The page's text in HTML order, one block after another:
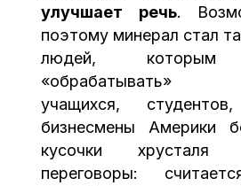
улучшает речь.
поэтому минерал стал
людей, которым
«обрабатывать»
учащихся,
бизнесмены Америки
кусочки
переговоры: